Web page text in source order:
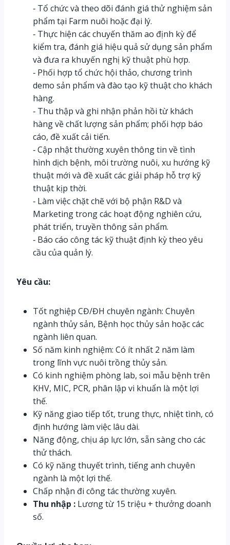
‐ Tổ chức và theo dõi đánh giá thử nghiệm sản
phẩm tại Farm nuôi hoặc đại lý.
‐ Thực hiện các chuyến thăm ao định kỳ để
kiểm tra, đánh giá hiệu quả sử dụng sản phẩm
và đưa ra khuyến nghị kỹ thuật phù hợp.
‐ Phối hợp tổ chức hội thảo, chương trình
demo sản phẩm và đào tạo kỹ thuật cho khách
hàng.
‐ Thu thập và ghi nhận phản hồi từ khách
hàng về chất lượng sản phẩm; phối hợp báo
cáo, đề xuất cải tiến.
‐ Cập nhật thường xuyên thông tin về tình
hình dịch bệnh, môi trường nuôi, xu hướng kỹ
thuật mới và đề xuất các giải pháp hỗ trợ kỹ
thuật kịp thời.
‐ Làm việc chặt chẽ với bộ phận R&D và
Marketing trong các hoạt động nghiên cứu,
phát triển, truyền thông sản phẩm.
‐ Báo cáo công tác kỹ thuật định kỳ theo yêu
cầu của quản lý.
Yêu cầu:
Tốt nghiệp CĐ/ĐH chuyên ngành: Chuyên
ngành thủy sản, Bệnh học thủy sản hoặc các
ngành liên quan.
Số năm kinh nghiệm: Có ít nhất 2 năm làm
trong lĩnh vực nuôi trồng thủy sản.
Có kinh nghiệm phòng lab, soi mẫu bệnh trên
KHV, MIC, PCR, phân lập vi khuẩn là một lợi
thế.
Kỹ năng giao tiếp tốt, trung thực, nhiệt tình, có
định hướng làm việc lâu dài.
Năng động, chịu áp lực lớn, sẵn sàng cho các
thử thách.
Có kỹ năng thuyết trình, tiếng anh chuyên
ngành là một lợi thế.
Chấp nhận đi công tác thường xuyên.
Thu nhập : Lương từ 15 triệu + thưởng doanh
số.